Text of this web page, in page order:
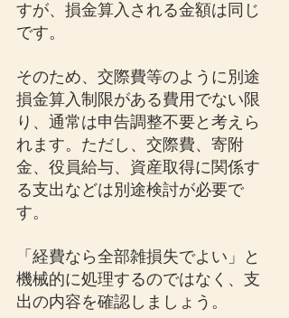
すが、損金算入される金額は同じ
です。
そのため、交際費等のように別途
損金算入制限がある費用でない限
り、通常は申告調整不要と考えら
れます。ただし、交際費、寄附
金、役員給与、資産取得に関係す
る支出などは別途検討が必要で
す。
「経費なら全部雑損失でよい」と
機械的に処理するのではなく、支
出の内容を確認しましょう。